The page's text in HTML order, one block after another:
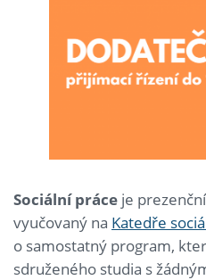
Sociální práce je
vyučovaný na Katedře
o samostatný program,
sdruženého studia s